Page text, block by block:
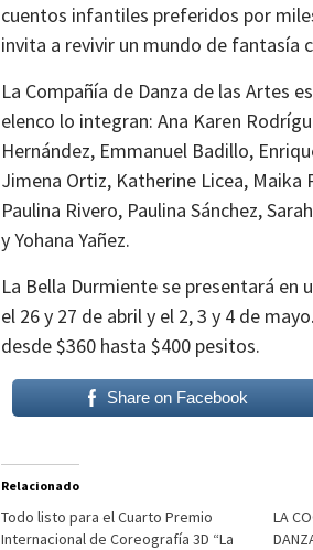
cuentos infantiles preferidos por
invita a revivir un mundo de fantasía
La Compañía de Danza de las Artes
elenco lo integran: Ana Karen
Hernández, Emmanuel Badillo,
Jimena Ortiz, Katherine Licea, Maika
Paulina Rivero, Paulina Sánchez,
y Yohana Yañez.
La Bella Durmiente se presentará en
el 26 y 27 de abril y el 2, 3 y 4 de
desde $360 hasta $400 pesitos.
Share on Facebook
Relacionado
Todo listo para el Cuarto Premio
Internacional de Coreografía 3D “La
LA